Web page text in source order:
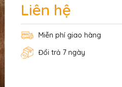
Liên hệ
Miễn phí giao hàng
Đổi trả 7 ngày